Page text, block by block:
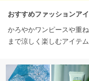
おすすめファッションア
かろやかワンピースや重
まで涼しく楽しむアイテ